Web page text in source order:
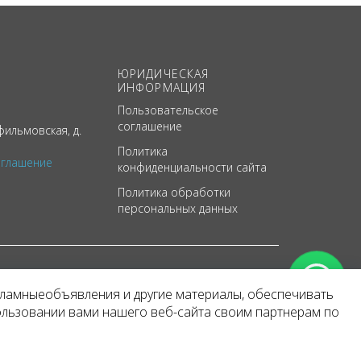
д.
ЮРИДИЧЕСКАЯ
ИНФОРМАЦИЯ
Пользовательское
соглашение
Политика
конфиденциальности сайта
Политика обработки
персональных данных
и другие материалы, обеспечивать
вами нашего веб-сайта своим партнерам по